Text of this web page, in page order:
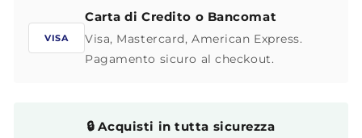
VISA
Carta di Credito o Bancomat
Visa, Mastercard, American Express.
Pagamento sicuro al checkout.
🔒 Acquisti in tutta sicurezza